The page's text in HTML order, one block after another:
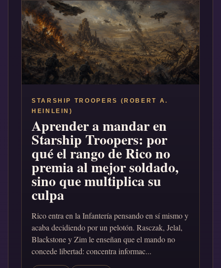
STARSHIP TROOPERS (ROBERT A.
HEINLEIN)
Aprender a mandar en
Starship Troopers: por
qué el rango de Rico no
premia al mejor soldado,
sino que multiplica su
culpa
Rico entra en la Infantería pensando en sí mismo y
acaba decidiendo por un pelotón. Rasczak, Jelal,
Blackstone y Zim le enseñan que el mando no
concede libertad: concentra informac...